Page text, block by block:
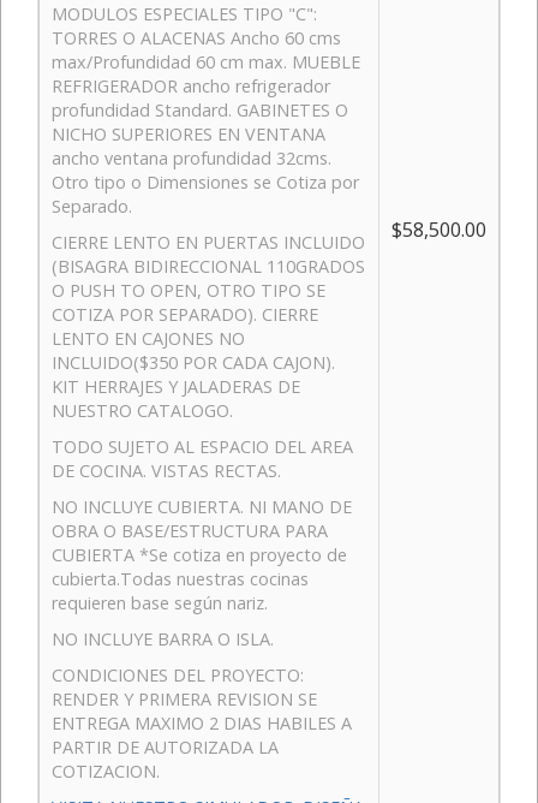
MODULOS ESPECIALES TIPO "C":
TORRES O ALACENAS Ancho 60 cms
max/Profundidad 60 cm max. MUEBLE
REFRIGERADOR ancho refrigerador
profundidad Standard. GABINETES O
NICHO SUPERIORES EN VENTANA
ancho ventana profundidad 32cms.
Otro tipo o Dimensiones se Cotiza por
Separado.
CIERRE LENTO EN PUERTAS INCLUIDO
(BISAGRA BIDIRECCIONAL 110GRADOS
O PUSH TO OPEN, OTRO TIPO SE
COTIZA POR SEPARADO). CIERRE
LENTO EN CAJONES NO
INCLUIDO($350 POR CADA CAJON).
KIT HERRAJES Y JALADERAS DE
NUESTRO CATALOGO.
TODO SUJETO AL ESPACIO DEL AREA
DE COCINA. VISTAS RECTAS.
NO INCLUYE CUBIERTA. NI MANO DE
OBRA O BASE/ESTRUCTURA PARA
CUBIERTA *Se cotiza en proyecto de
cubierta.Todas nuestras cocinas
requieren base según nariz.
NO INCLUYE BARRA O ISLA.
CONDICIONES DEL PROYECTO:
RENDER Y PRIMERA REVISION SE
ENTREGA MAXIMO 2 DIAS HABILES A
PARTIR DE AUTORIZADA LA
COTIZACION.
$58,500.00